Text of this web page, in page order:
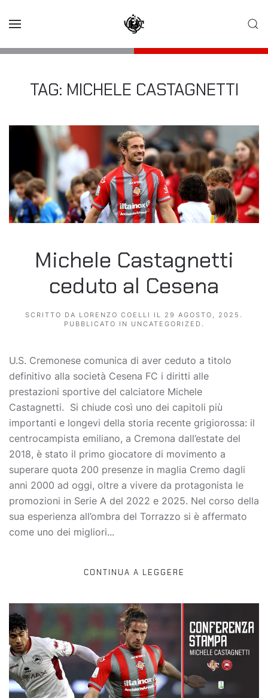
TAG: MICHELE CASTAGNETTI
Michele Castagnetti
ceduto al Cesena
SCRITTO DA LORENZO COELLI IL 29 AGOSTO, 2025 .
PUBBLICATO IN UNCATEGORIZED .
U.S. Cremonese comunica di aver ceduto a titolo
definitivo alla società Cesena FC i diritti alle
prestazioni sportive del calciatore Michele
Castagnetti. Si chiude così uno dei capitoli più
importanti e longevi della storia recente grigiorossa: il
centrocampista emiliano, a Cremona dall’estate del
2018, è stato il primo giocatore di movimento a
superare quota 200 presenze in maglia Cremo dagli
anni 2000 ad oggi, oltre a vivere da protagonista le
promozioni in Serie A del 2022 e 2025. Nel corso della
sua esperienza all’ombra del Torrazzo si è affermato
come uno dei migliori...
CONTINUA A LEGGERE